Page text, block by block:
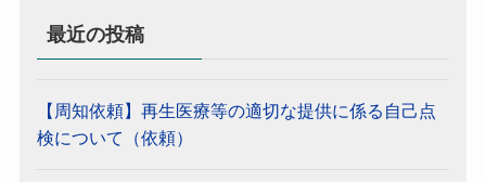
最近の投稿
【周知依頼】再生医療等の適切な提供に係る自己点
検について（依頼）